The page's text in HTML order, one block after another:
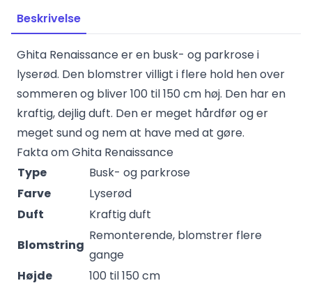
Beskrivelse
Ghita Renaissance er en busk- og parkrose i
lyserød. Den blomstrer villigt i flere hold hen over
sommeren og bliver 100 til 150 cm høj. Den har en
kraftig, dejlig duft. Den er meget hårdfør og er
meget sund og nem at have med at gøre.
Fakta om Ghita Renaissance
Type
Busk- og parkrose
Farve
Lyserød
Duft
Kraftig duft
Blomstring
Remonterende, blomstrer flere
gange
Højde
100 til 150 cm